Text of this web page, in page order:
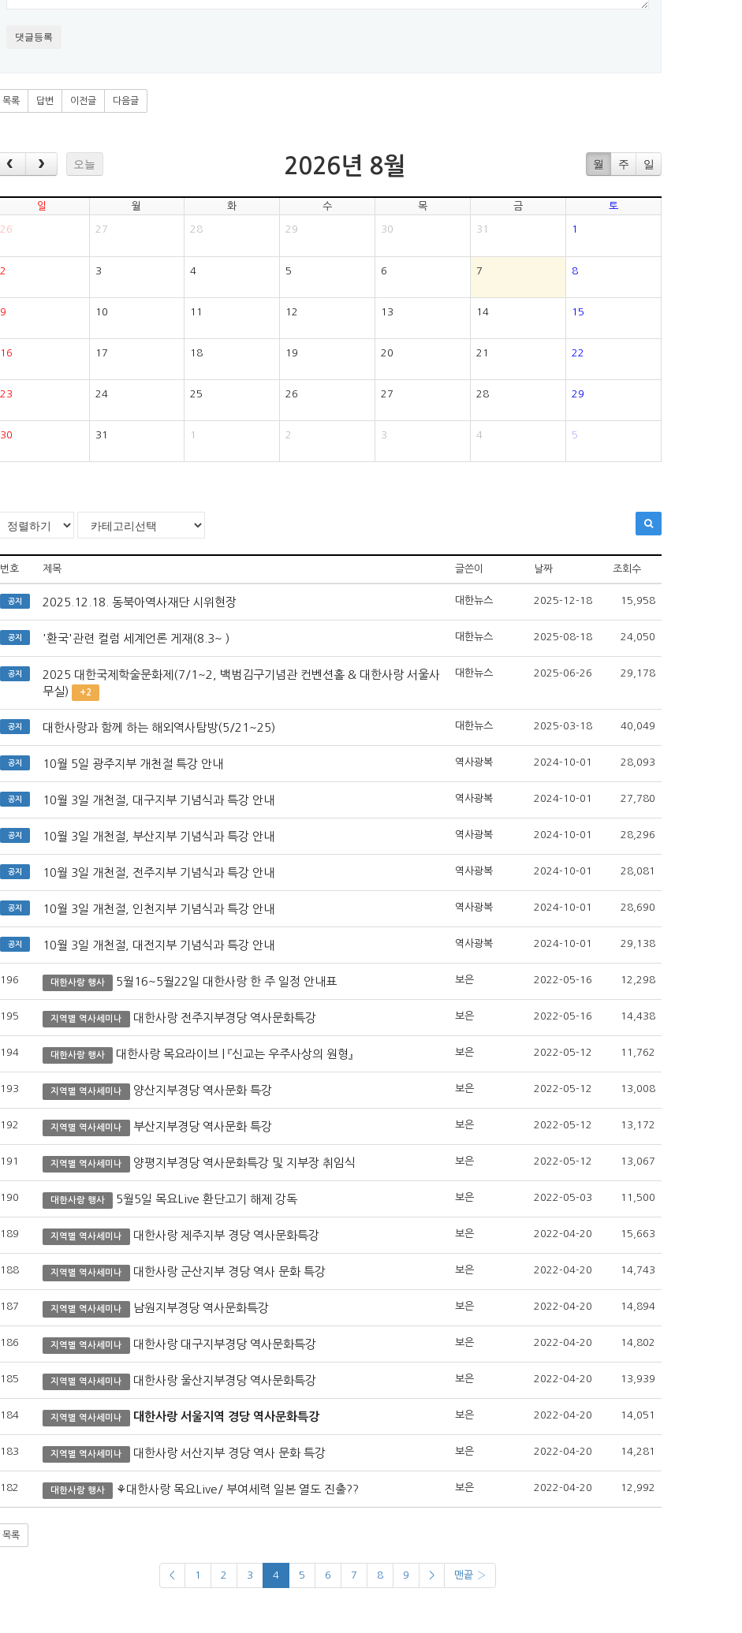
댓글등록
목록 답변 이전글 다음글
오늘 월 주 일
2026년 8월
일 월 화 수 목 금 토
26 27 28 29 30 31 1
2 3 4 5 6 7 8
9 10 11 12 13 14 15
16 17 18 19 20 21 22
23 24 25 26 27 28 29
30 31 1 2 3 4 5
번호 제목 글쓴이 날짜 조회수
공지 2025.12.18. 동북아역사재단 시위현장 대한뉴스 2025-12-18 15,958
공지 '환국'관련 컬럼 세계언론 게재(8.3~ ) 대한뉴스 2025-08-18 24,050
공지
2025 대한국제학술문화제(7/1~2, 백범김구기념관 컨벤션홀 & 대한사랑 서울사
무실)
+2
대한뉴스 2025-06-26 29,178
공지 대한사랑과 함께 하는 해외역사탐방(5/21~25) 대한뉴스 2025-03-18 40,049
공지 10월 5일 광주지부 개천절 특강 안내 역사광복 2024-10-01 28,093
공지 10월 3일 개천절, 대구지부 기념식과 특강 안내 역사광복 2024-10-01 27,780
공지 10월 3일 개천절, 부산지부 기념식과 특강 안내 역사광복 2024-10-01 28,296
공지 10월 3일 개천절, 전주지부 기념식과 특강 안내 역사광복 2024-10-01 28,081
공지 10월 3일 개천절, 인천지부 기념식과 특강 안내 역사광복 2024-10-01 28,690
공지 10월 3일 개천절, 대전지부 기념식과 특강 안내 역사광복 2024-10-01 29,138
196 대한사랑 행사 5월16~5월22일 대한사랑 한 주 일정 안내표 보은 2022-05-16 12,298
195 지역별 역사세미나 대한사랑 전주지부경당 역사문화특강 보은 2022-05-16 14,438
194 대한사랑 행사 대한사랑 목요라이브 | 『신교는 우주사상의 원형』 보은 2022-05-12 11,762
193 지역별 역사세미나 양산지부경당 역사문화 특강 보은 2022-05-12 13,008
192 지역별 역사세미나 부산지부경당 역사문화 특강 보은 2022-05-12 13,172
191 지역별 역사세미나 양평지부경당 역사문화특강 및 지부장 취임식 보은 2022-05-12 13,067
190 대한사랑 행사 5월5일 목요Live 환단고기 해제 강독 보은 2022-05-03 11,500
189 지역별 역사세미나 대한사랑 제주지부 경당 역사문화특강 보은 2022-04-20 15,663
188 지역별 역사세미나 대한사랑 군산지부 경당 역사 문화 특강 보은 2022-04-20 14,743
187 지역별 역사세미나 남원지부경당 역사문화특강 보은 2022-04-20 14,894
186 지역별 역사세미나 대한사랑 대구지부경당 역사문화특강 보은 2022-04-20 14,802
185 지역별 역사세미나 대한사랑 울산지부경당 역사문화특강 보은 2022-04-20 13,939
184 지역별 역사세미나 대한사랑 서울지역 경당 역사문화특강 보은 2022-04-20 14,051
183 지역별 역사세미나 대한사랑 서산지부 경당 역사 문화 특강 보은 2022-04-20 14,281
182 대한사랑 행사 ⚘대한사랑 목요Live/ 부여세력 일본 열도 진출?? 보은 2022-04-20 12,992
목록
< 1 2 3 4 5 6 7 8 9 > 맨끝 ›